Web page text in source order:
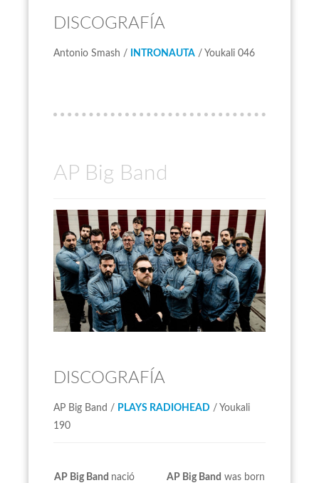
DISCOGRAFÍA
Antonio Smash / INTRONAUTA / Youkali 046
AP Big Band
DISCOGRAFÍA
AP Big Band / PLAYS RADIOHEAD / Youkali
190
AP Big Band nació
AP Big Band was born